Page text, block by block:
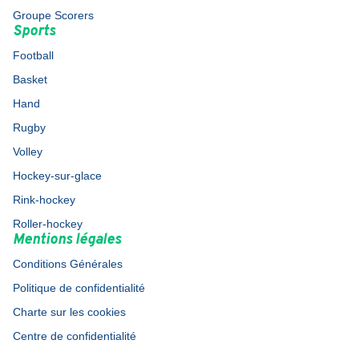
Groupe Scorers
Sports
Football
Basket
Hand
Rugby
Volley
Hockey-sur-glace
Rink-hockey
Roller-hockey
Mentions légales
Conditions Générales
Politique de confidentialité
Charte sur les cookies
Centre de confidentialité